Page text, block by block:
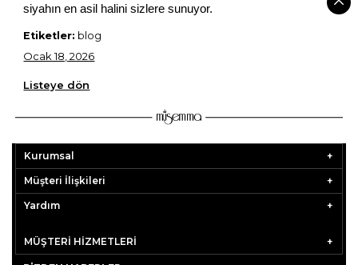
siyahın en asil halini sizlere sunuyor.
Etiketler: blog
Ocak 18, 2026
Listeye dön
Kurumsal
Müşteri İlişkileri
Yardım
MÜŞTERİ HİZMETLERİ